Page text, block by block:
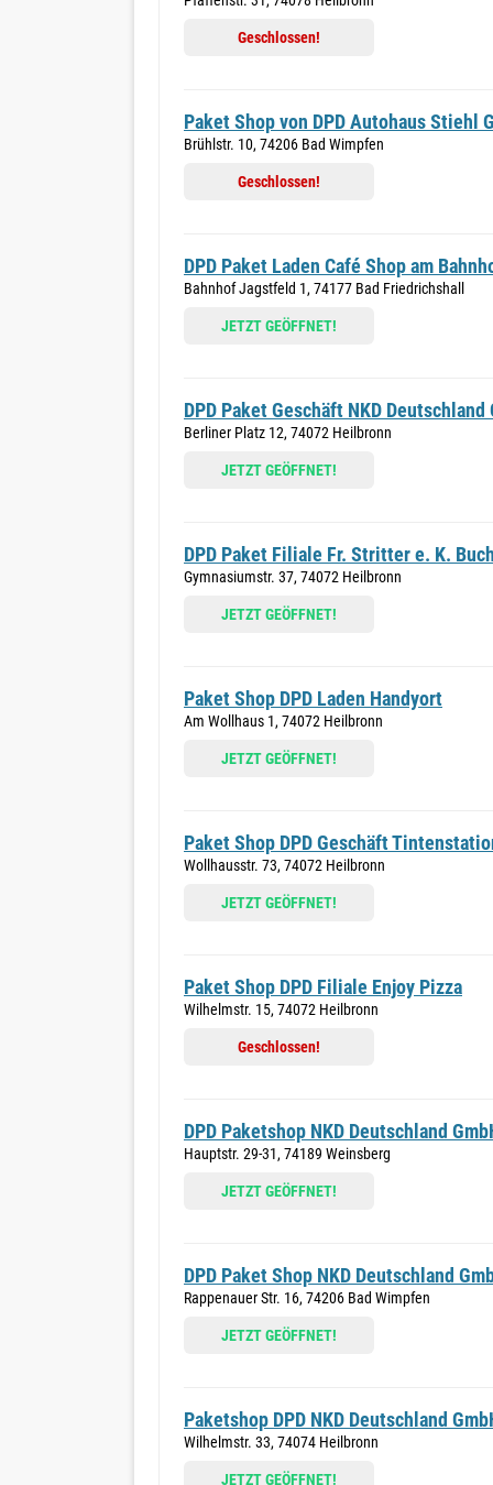
Geschlossen!
Paket Shop von DPD Autohaus Stiehl
Brühlstr. 10, 74206 Bad Wimpfen
Geschlossen!
DPD Paket Laden Café Shop am
Bahnhof Jagstfeld 1, 74177 Bad Friedrichshall
JETZT GEÖFFNET!
DPD Paket Geschäft NKD Deutschland
Berliner Platz 12, 74072 Heilbronn
JETZT GEÖFFNET!
DPD Paket Filiale Fr. Stritter e. K.
Gymnasiumstr. 37, 74072 Heilbronn
JETZT GEÖFFNET!
Paket Shop DPD Laden Handyort
Am Wollhaus 1, 74072 Heilbronn
JETZT GEÖFFNET!
Paket Shop DPD Geschäft
Wollhausstr. 73, 74072 Heilbronn
JETZT GEÖFFNET!
Paket Shop DPD Filiale Enjoy Pizza
Wilhelmstr. 15, 74072 Heilbronn
Geschlossen!
DPD Paketshop NKD Deutschland
Hauptstr. 29-31, 74189 Weinsberg
JETZT GEÖFFNET!
DPD Paket Shop NKD Deutschland
Rappenauer Str. 16, 74206 Bad Wimpfen
JETZT GEÖFFNET!
Paketshop DPD NKD Deutschland
Wilhelmstr. 33, 74074 Heilbronn
JETZT GEÖFFNET!